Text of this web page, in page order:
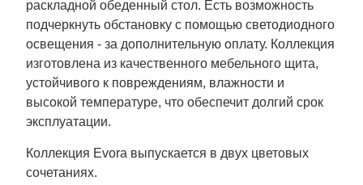
раскладной обеденный стол. Есть возможность
подчеркнуть обстановку с помощью светодиодного
освещения - за дополнительную оплату. Коллекция
изготовлена из качественного мебельного щита,
устойчивого к повреждениям, влажности и
высокой температуре, что обеспечит долгий срок
эксплуатации.
Коллекция Evora выпускается в двух цветовых
сочетаниях.